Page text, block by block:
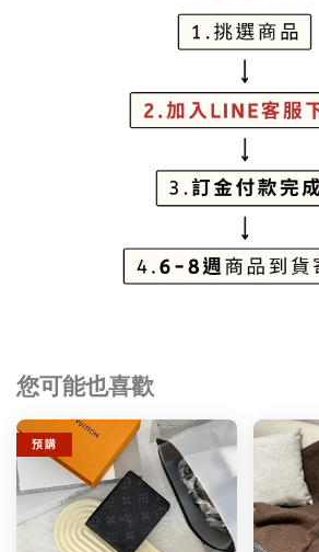
您可能也喜歡
預 購